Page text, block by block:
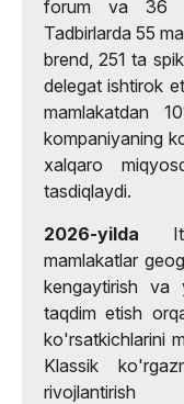
forum va 36
Tadbirlarda 55
brend, 251 ta
delegat ishtirok
mamlakatdan
kompaniyaning
xalqaro
tasdiqlaydi.
2026-yilda
mamlakatlar
kengaytirish va
taqdim etish
ko'rsatkichlarini
Klassik